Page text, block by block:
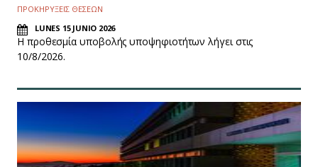
ΠΡΟΚΗΡΥΞΕΙΣ ΘΕΣΕΩΝ
LUNES 15 JUNIO 2026
Η προθεσμία υποβολής υποψηφιοτήτων λήγει στις
10/8/2026.